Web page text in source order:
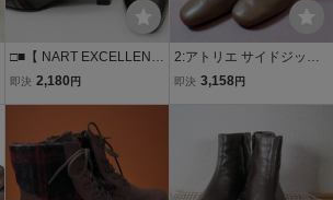
□■【 NART EXCELLENC
E 】◆ 革ブーツ（２２ｃ
即決 2,180 円
2:アトリエ サイドジップ
ショートブーツ レディー
即決 3,158円